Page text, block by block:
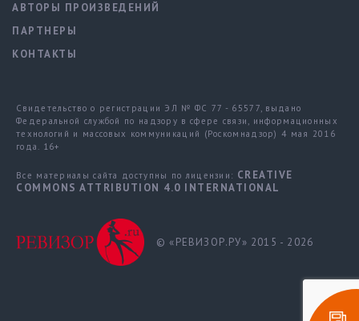
АВТОРЫ ПРОИЗВЕДЕНИЙ
ПАРТНЕРЫ
КОНТАКТЫ
Свидетельство о регистрации ЭЛ № ФС 77 - 65577, выдано
Федеральной службой по надзору в сфере связи, информационных
технологий и массовых коммуникаций (Роскомнадзор) 4 мая 2016
года. 16+
Все материалы сайта доступны по лицензии: CREATIVE
COMMONS ATTRIBUTION 4.0 INTERNATIONAL
© «РЕВИЗОР.РУ» 2015 - 2026